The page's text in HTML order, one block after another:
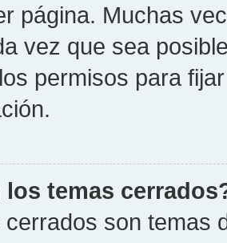
página. Muchas
vez que sea
permisos para
los temas
cerrados son temas